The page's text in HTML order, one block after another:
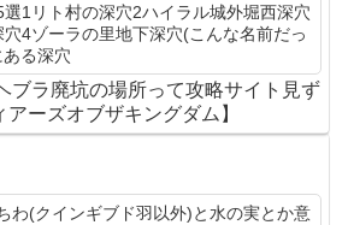
選1リト村の深穴2ハイラル城外堀西深穴
4ゾーラの里地下深穴(こんな名前だっ
る深穴
ブラ廃坑の場所って攻略サイト見ず
ーズオブザキングダム】
わ(クインギブド羽以外)と水の実とか意